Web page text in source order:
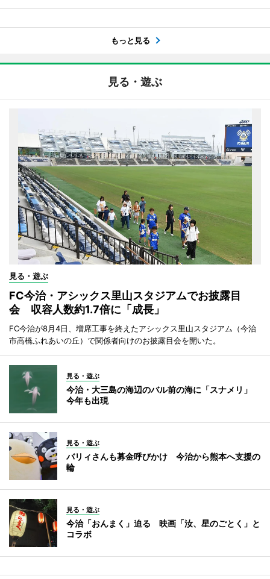
もっと見る
見る・遊ぶ
見る・遊ぶ
FC今治・アシックス里山スタジアムでお披露目
会 収容人数約1.7倍に「成長」
FC今治が8月4日、増席工事を終えたアシックス里山スタジアム（今治
市高橋ふれあいの丘）で関係者向けのお披露目会を開いた。
見る・遊ぶ
今治・大三島の海辺のバル前の海に「スナメリ」
今年も出現
見る・遊ぶ
バリィさんも募金呼びかけ 今治から熊本へ支援の
輪
見る・遊ぶ
今治「おんまく」迫る 映画「汝、星のごとく」と
コラボ